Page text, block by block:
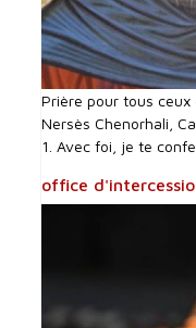
Prière pour tous
Nersès Chenorhali,
1. Avec foi, je te
office